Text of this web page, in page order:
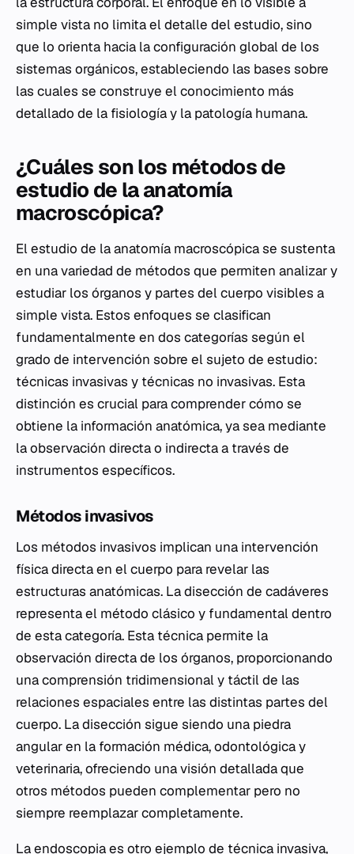
simple vista no limita el detalle del estudio, sino
que lo orienta hacia la configuración global de los
sistemas orgánicos, estableciendo las bases sobre
las cuales se construye el conocimiento más
detallado de la fisiología y la patología humana.
¿Cuáles son los métodos de
estudio de la anatomía
macroscópica?
El estudio de la anatomía macroscópica se sustenta
en una variedad de métodos que permiten analizar y
estudiar los órganos y partes del cuerpo visibles a
simple vista. Estos enfoques se clasifican
fundamentalmente en dos categorías según el
grado de intervención sobre el sujeto de estudio:
técnicas invasivas y técnicas no invasivas. Esta
distinción es crucial para comprender cómo se
obtiene la información anatómica, ya sea mediante
la observación directa o indirecta a través de
instrumentos específicos.
Métodos invasivos
Los métodos invasivos implican una intervención
física directa en el cuerpo para revelar las
estructuras anatómicas. La disección de cadáveres
representa el método clásico y fundamental dentro
de esta categoría. Esta técnica permite la
observación directa de los órganos, proporcionando
una comprensión tridimensional y táctil de las
relaciones espaciales entre las distintas partes del
cuerpo. La disección sigue siendo una piedra
angular en la formación médica, odontológica y
veterinaria, ofreciendo una visión detallada que
otros métodos pueden complementar pero no
siempre reemplazar completamente.
La endoscopia es otro ejemplo de técnica invasiva,